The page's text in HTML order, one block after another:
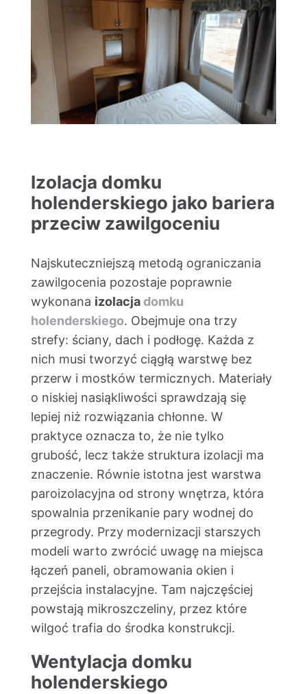
Izolacja domku
holenderskiego jako bariera
przeciw zawilgoceniu
Najskuteczniejszą metodą ograniczania
zawilgocenia pozostaje poprawnie
wykonana izolacja domku
holenderskiego. Obejmuje ona trzy
strefy: ściany, dach i podłogę. Każda z
nich musi tworzyć ciągłą warstwę bez
przerw i mostków termicznych. Materiały
o niskiej nasiąkliwości sprawdzają się
lepiej niż rozwiązania chłonne. W
praktyce oznacza to, że nie tylko
grubość, lecz także struktura izolacji ma
znaczenie. Równie istotna jest warstwa
paroizolacyjna od strony wnętrza, która
spowalnia przenikanie pary wodnej do
przegrody. Przy modernizacji starszych
modeli warto zwrócić uwagę na miejsca
łączeń paneli, obramowania okien i
przejścia instalacyjne. Tam najczęściej
powstają mikroszczeliny, przez które
wilgoć trafia do środka konstrukcji.
Wentylacja domku
holenderskiego